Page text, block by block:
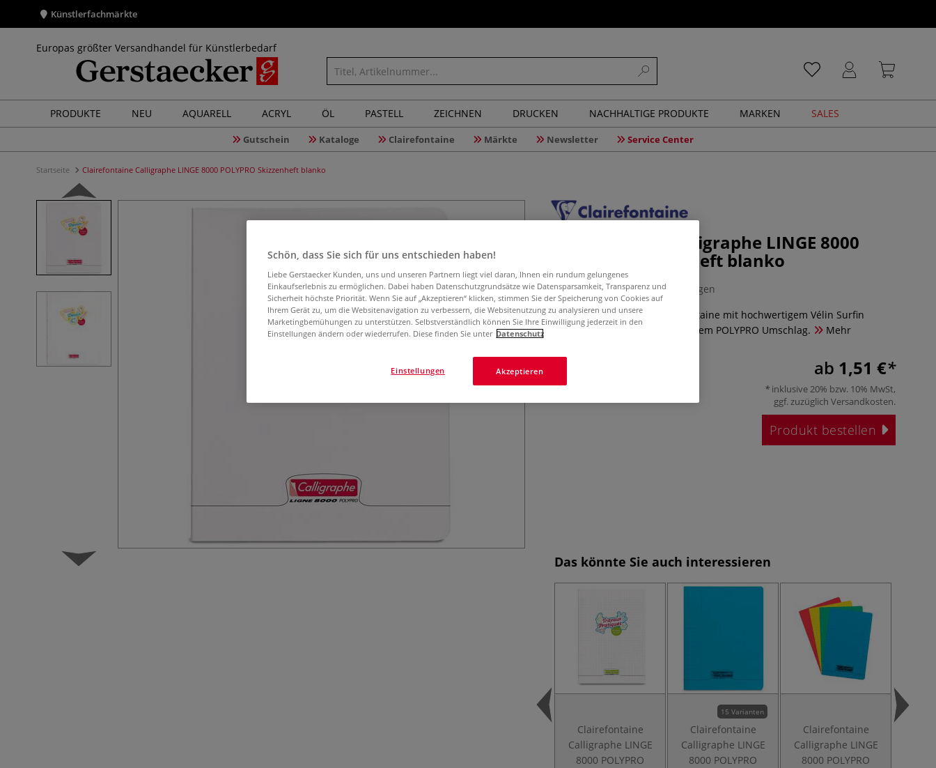
Künstlerfachmärkte
Europas größter Versandhandel für Künstlerbedarf
PRODUKTE NEU AQUARELL ACRYL ÖL PASTELL ZEICHNEN DRUCKEN NACHHALTIGE PRODUKTE MARKEN SALES
Gutschein Kataloge Clairefontaine Märkte Newsletter Service Center
Startseite Clairefontaine Calligraphe LINGE 8000 POLYPRO Skizzenheft blanko
Clairefontaine Calligraphe LINGE 8000
POLYPRO Skizzenheft blanko
0 Bewertungen
Blanko Skizzenheft von Clairefontaine mit hochwertigem Vélin Surfin
Papier und robustem, wasserfestem POLYPRO Umschlag.
Mehr
ab 1,51 €
inklusive 20% bzw. 10% MwSt,
ggf. zuzüglich Versandkosten.
Produkt bestellen
Das könnte Sie auch interessieren
Clairefontaine
Calligraphe LINGE
8000 POLYPRO
15 Varianten
Clairefontaine
Calligraphe LINGE
8000 POLYPRO
Clairefontaine
Calligraphe LINGE
8000 POLYPRO
Schön, dass Sie sich für uns entschieden haben!
Liebe Gerstaecker Kunden, uns und unseren Partnern liegt viel daran, Ihnen ein rundum gelungenes
Einkaufserlebnis zu ermöglichen. Dabei haben Datenschutzgrundsätze wie Datensparsamkeit, Transparenz und
Sicherheit höchste Priorität. Wenn Sie auf „Akzeptieren“ klicken, stimmen Sie der Speicherung von Cookies auf
Ihrem Gerät zu, um die Websitenavigation zu verbessern, die Websitenutzung zu analysieren und unsere
Marketingbemühungen zu unterstützen. Selbstverständlich können Sie Ihre Einwilligung jederzeit in den
Einstellungen ändern oder wiederrufen. Diese finden Sie unter Datenschutz
Akzeptieren
Einstellungen